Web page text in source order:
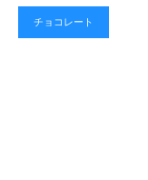
チョコレート